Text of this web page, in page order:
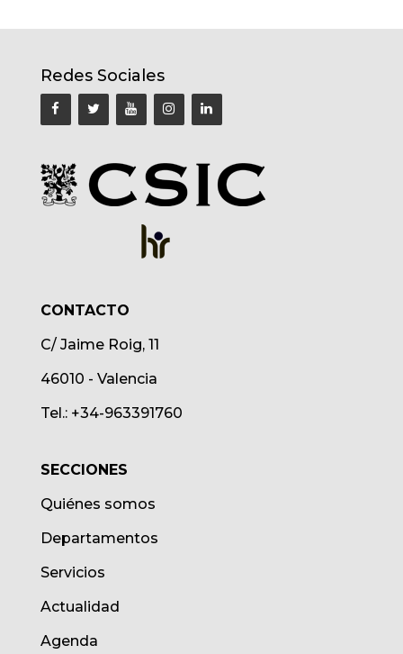
Redes Sociales
CONTACTO
C/ Jaime Roig, 11
46010 - Valencia
Tel.: +34-963391760
SECCIONES
Quiénes somos
Departamentos
Servicios
Actualidad
Agenda